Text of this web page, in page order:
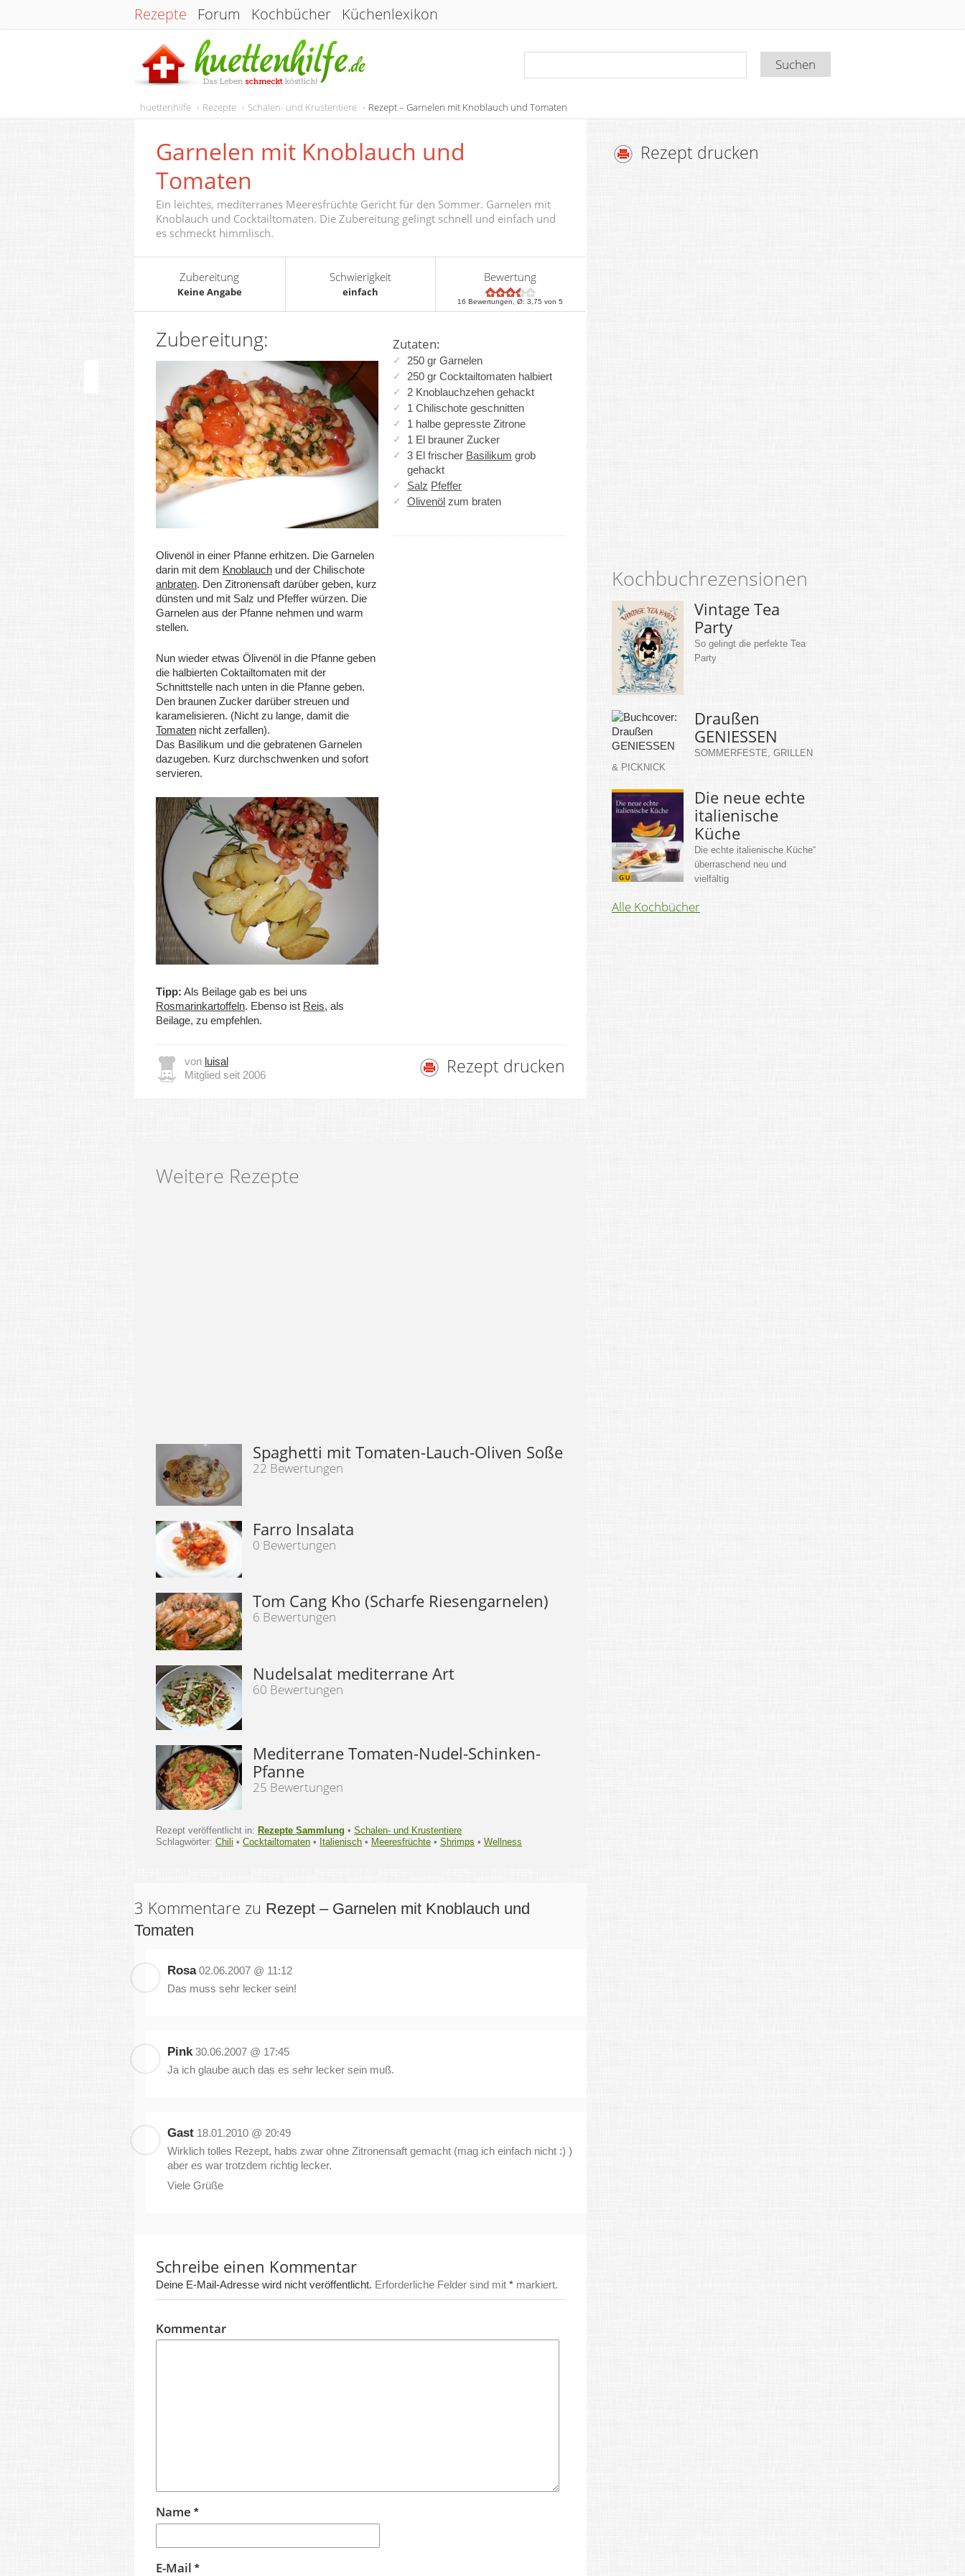
Rezepte Forum Kochbücher Küchenlexikon
huettenhilfe Rezepte Schalen- und Krustentiere Rezept – Garnelen mit Knoblauch und Tomaten
Garnelen mit Knoblauch und
Tomaten
Ein leichtes, mediterranes Meeresfrüchte Gericht für den Sommer. Garnelen mit
Knoblauch und Cocktailtomaten. Die Zubereitung gelingt schnell und einfach und
es schmeckt himmlisch.
Zubereitung
Keine Angabe
Schwierigkeit
einfach
Bewertung
16 Bewertungen, Ø:3,75 von 5
Zutaten:
250 gr Garnelen
250 gr Cocktailtomaten halbiert
2 Knoblauchzehen gehackt
1 Chilischote geschnitten
1 halbe gepresste Zitrone
1 El brauner Zucker
3 El frischer Basilikum grob
gehackt
Salz Pfeffer
Olivenöl zum braten
Zubereitung:
Olivenöl in einer Pfanne erhitzen. Die Garnelen
darin mit dem Knoblauch und der Chilischote
anbraten. Den Zitronensaft darüber geben, kurz
dünsten und mit Salz und Pfeffer würzen. Die
Garnelen aus der Pfanne nehmen und warm
stellen.
Nun wieder etwas Ölivenöl in die Pfanne geben
die halbierten Coktailtomaten mit der
Schnittstelle nach unten in die Pfanne geben.
Den braunen Zucker darüber streuen und
karamelisieren. (Nicht zu lange, damit die
Tomaten nicht zerfallen).
Das Basilikum und die gebratenen Garnelen
dazugeben. Kurz durchschwenken und sofort
servieren.
Tipp: Als Beilage gab es bei uns
Rosmarinkartoffeln. Ebenso ist Reis, als
Beilage, zu empfehlen.
von luisal
Mitglied seit 2006
Rezept drucken
Rezept drucken
Kochbuchrezensionen
Vintage Tea
Party
So gelingt die perfekte Tea
Party
Draußen
GENIESSEN
SOMMERFESTE, GRILLEN
& PICKNICK
Die neue echte
italienische
Küche
Die echte italienische Küche“
überraschend neu und
vielfältig
Alle Kochbücher
Weitere Rezepte
Spaghetti mit Tomaten-Lauch-Oliven Soße
22 Bewertungen
Farro Insalata
0 Bewertungen
Tom Cang Kho (Scharfe Riesengarnelen)
6 Bewertungen
Nudelsalat mediterrane Art
60 Bewertungen
Mediterrane Tomaten-Nudel-Schinken-
Pfanne
25 Bewertungen
Rezept veröffentlicht in: Rezepte Sammlung • Schalen- und Krustentiere
Schlagwörter: Chili • Cocktailtomaten • Italienisch • Meeresfrüchte • Shrimps • Wellness
3 Kommentare zu Rezept – Garnelen mit Knoblauch und
Tomaten
Rosa 02.06.2007 @ 11:12
Das muss sehr lecker sein!
Pink 30.06.2007 @ 17:45
Ja ich glaube auch das es sehr lecker sein muß.
Gast 18.01.2010 @ 20:49
Wirklich tolles Rezept, habs zwar ohne Zitronensaft gemacht (mag ich einfach nicht :) )
aber es war trotzdem richtig lecker.
Viele Grüße
Schreibe einen Kommentar
Deine E-Mail-Adresse wird nicht veröffentlicht. Erforderliche Felder sind mit * markiert.
Kommentar
Name *
E-Mail *